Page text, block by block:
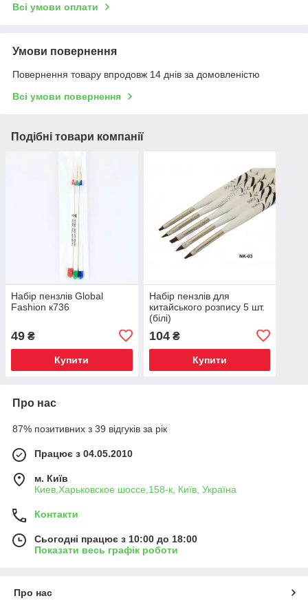
Всі умови оплати
Умови повернення
Повернення товару впродовж 14 днів за домовленістю
Всі умови повернення
Подібні товари компанії
Набір пензлів Global
Fashion к736
49 ₴
Купити
Набір пензлів для
китайського розпису 5 шт.
(білі)
104₴
Купити
Про нас
87% позитивних з 39 відгуків за рік
Працює з 04.05.2010
м. Київ
Киев,Харьковское шоссе,158-к, Київ, Україна
Контакти
Сьогодні працює з 10:00 до 18:00
Показати весь графік роботи
Про нас